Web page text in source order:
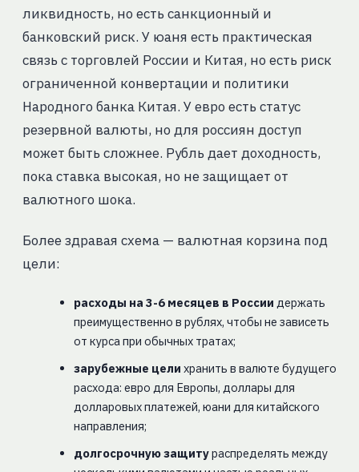
ликвидность, но есть санкционный и
банковский риск. У юаня есть практическая
связь с торговлей России и Китая, но есть риск
ограниченной конвертации и политики
Народного банка Китая. У евро есть статус
резервной валюты, но для россиян доступ
может быть сложнее. Рубль дает доходность,
пока ставка высокая, но не защищает от
валютного шока.
Более здравая схема — валютная корзина под
цели:
расходы на 3-6 месяцев в России держать
преимущественно в рублях, чтобы не зависеть
от курса при обычных тратах;
зарубежные цели хранить в валюте будущего
расхода: евро для Европы, доллары для
долларовых платежей, юани для китайского
направления;
долгосрочную защитураспределять между